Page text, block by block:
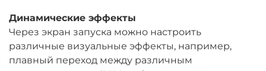
Динамические эффекты
Через экран запуска можно настроить
различные визуальные эффекты, например,
плавный переход между различным